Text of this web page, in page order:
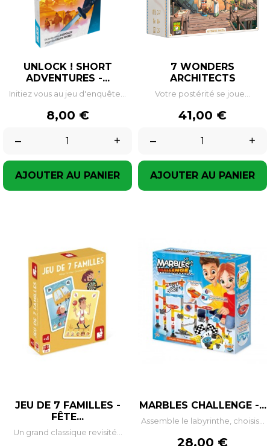
UNLOCK ! SHORT
ADVENTURES -...
Initiez vous au jeu d'enquête...
Prix
8,00 €
–
+
AJOUTER AU PANIER
7 WONDERS
ARCHITECTS
Votre postérité se joue...
Prix
41,00 €
–
+
AJOUTER AU PANIER
JEU DE 7 FAMILLES -
FÊTE...
Un grand classique revisité...
MARBLES CHALLENGE -...
Assemble le labyrinthe, choisis...
Prix
28,00 €